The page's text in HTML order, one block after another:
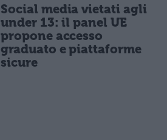
Social media vietati agli
under 13: il panel UE
propone accesso
graduato e piattaforme
sicure